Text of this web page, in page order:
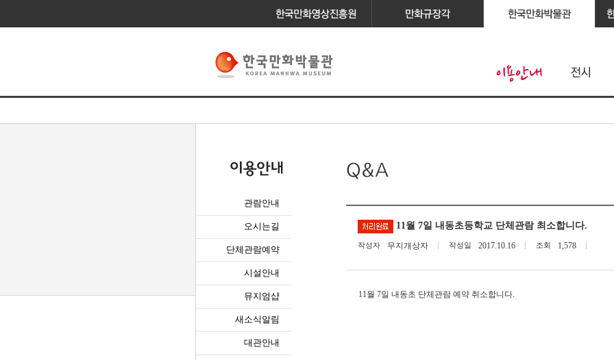
관람안내
오시는길
단체관람예약
시설안내
뮤지엄샵
새소식알림
대관안내
11월 7일 내동초등학교 단체관람 최소합니다.
작성자 무지개상자 작성일 2017.10.16 조회 1,578
11월 7일 내동초 단체관람 예약 취소합니다.